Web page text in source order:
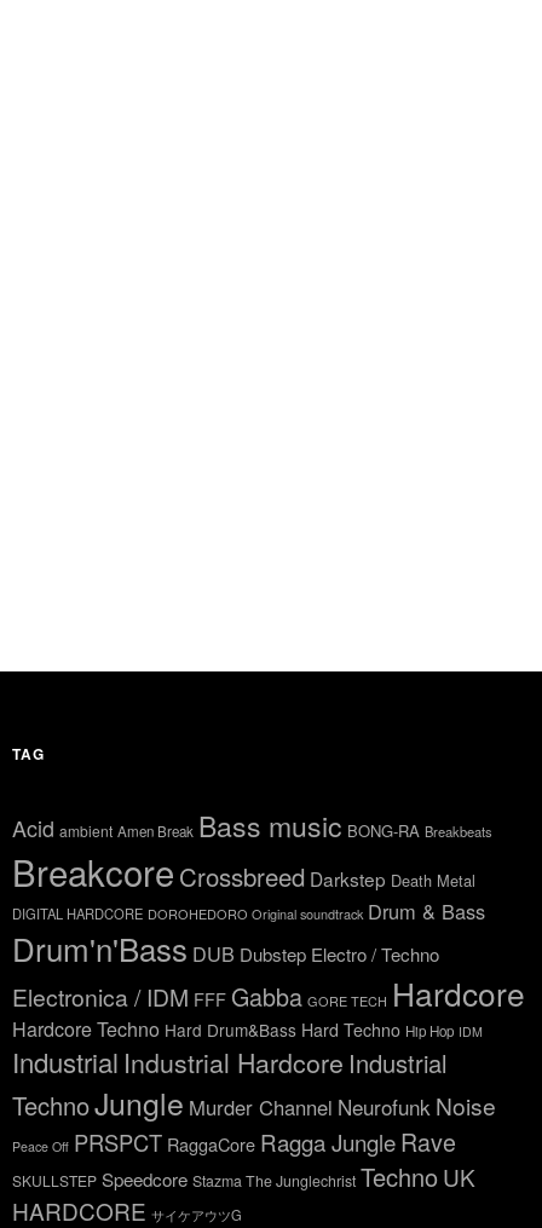
TAG
Acid ambient Amen Break Bass music BONG-RA Breakbeats
Breakcore Crossbreed Darkstep Death Metal
DIGITAL HARDCORE DOROHEDORO Original soundtrack Drum & Bass
Drum'n'Bass DUB Dubstep Electro / Techno
Electronica / IDM FFF Gabba GORE TECH Hardcore
Hardcore Techno Hard Drum&Bass Hard Techno Hip Hop IDM
Industrial Industrial Hardcore Industrial
TechnoJungle Murder Channel Neurofunk Noise
Peace Off PRSPCT RaggaCore Ragga JungleRave
SKULLSTEP Speedcore Stazma The Junglechrist TechnoUK
HARDCORE サイケアウツG